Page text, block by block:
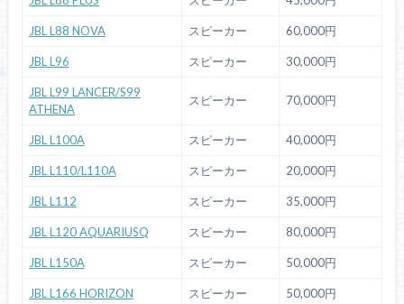
JBL L88 NOVA スピーカー 60,000円
JBL L96 スピーカー 30,000円
JBL L99 LANCER/S99
ATHENA
スピーカー 70,000円
JBL L100A スピーカー 40,000円
JBL L110/L110A スピーカー 20,000円
JBL L112 スピーカー 35,000円
JBL L120 AQUARIUSQ スピーカー 80,000円
JBL L150A スピーカー 50,000円
JBL L166 HORIZON スピーカー 50,000円